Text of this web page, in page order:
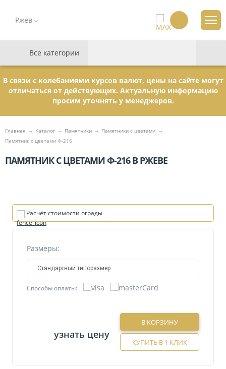
Ржев
Все категории
В связи с колебаниями курсов валют, цены на сайте могут
отличаться от действующих. Актуальную информацию
просим уточнять у менеджеров.
Главная Каталог Памятники
Памятники с цветами
Памятник с цветами Ф-216
ПАМЯТНИК С ЦВЕТАМИ Ф-216 В РЖЕВЕ
Расчёт стоимости ограды
Размеры:
Стандартный типоразмер
Способы оплаты:
узнать цену
В КОРЗИНУ
КУПИТЬ В 1 КЛИК